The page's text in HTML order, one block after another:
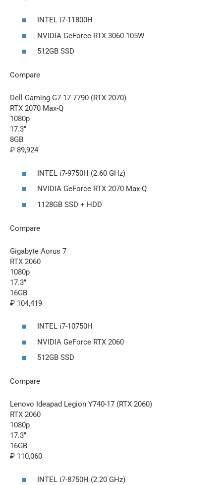
INTEL i7-11800H
NVIDIA GeForce RTX 3060 105W
512GB SSD
Compare
Dell Gaming G7 17 7790 (RTX 2070)
RTX 2070 Max-Q
1080p
17.3″
8GB
₽ 89,924
INTEL i7-9750H (2.60 GHz)
NVIDIA GeForce RTX 2070 Max-Q
1128GB SSD + HDD
Compare
Gigabyte Aorus 7
RTX 2060
1080p
17.3″
16GB
₽ 104,419
INTEL i7-10750H
NVIDIA GeForce RTX 2060
512GB SSD
Compare
Lenovo Ideapad Legion Y740-17 (RTX 2060)
RTX 2060
1080p
17.3″
16GB
₽ 110,060
INTEL i7-8750H (2.20 GHz)